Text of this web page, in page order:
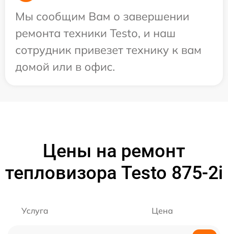
Мы сообщим Вам о завершении
ремонта техники Testo, и наш
сотрудник привезет технику к вам
домой или в офис.
Цены на ремонт
тепловизора Testo 875-2i
Услуга Цена